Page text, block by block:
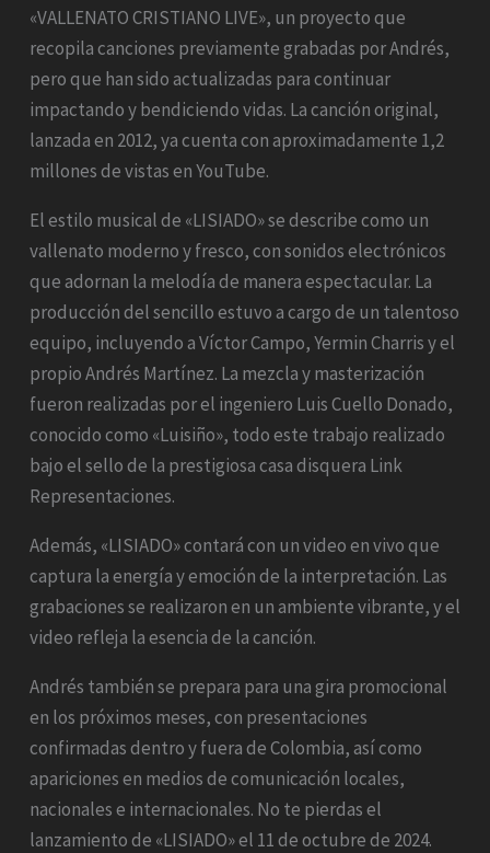
«VALLENATO CRISTIANO LIVE», un proyecto que
recopila canciones previamente grabadas por Andrés,
pero que han sido actualizadas para continuar
impactando y bendiciendo vidas. La canción original,
lanzada en 2012, ya cuenta con aproximadamente 1,2
millones de vistas en YouTube.
El estilo musical de «LISIADO» se describe como un
vallenato moderno y fresco, con sonidos electrónicos
que adornan la melodía de manera espectacular. La
producción del sencillo estuvo a cargo de un talentoso
equipo, incluyendo a Víctor Campo, Yermin Charris y el
propio Andrés Martínez. La mezcla y masterización
fueron realizadas por el ingeniero Luis Cuello Donado,
conocido como «Luisiño», todo este trabajo realizado
bajo el sello de la prestigiosa casa disquera Link
Representaciones.
Además, «LISIADO» contará con un video en vivo que
captura la energía y emoción de la interpretación. Las
grabaciones se realizaron en un ambiente vibrante, y el
video refleja la esencia de la canción.
Andrés también se prepara para una gira promocional
en los próximos meses, con presentaciones
confirmadas dentro y fuera de Colombia, así como
apariciones en medios de comunicación locales,
nacionales e internacionales. No te pierdas el
lanzamiento de «LISIADO» el 11 de octubre de 2024.